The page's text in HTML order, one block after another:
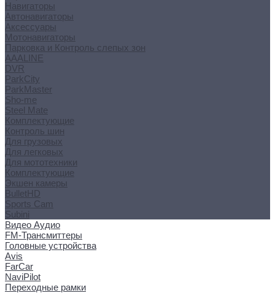
Навигаторы
Автонавигаторы
Аксессуары
Мотонавигаторы
Парковка и Контроль слепых зон
AAALINE
DVR
ParkCity
ParkMaster
Sho-me
Steel Mate
Комплектующие
Контроль шин
Для грузовых
Для легковых
Для мототехники
Комплектующие
Экшен камеры
BulletHD
Sports Cam
Subini
Видео Аудио
FM-Трансмиттеры
Головные устройства
Avis
FarCar
NaviPilot
Переходные рамки